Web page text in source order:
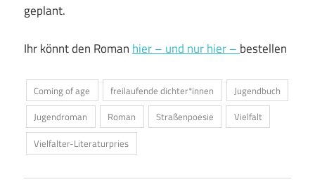
geplant.
Ihr könnt den Roman hier – und nur hier – bestellen
Coming of age freilaufende dichter*innen
Jugendbuch
Jugendroman
Roman Straßenpoesie
Vielfalt
Vielfalter-Literaturpries